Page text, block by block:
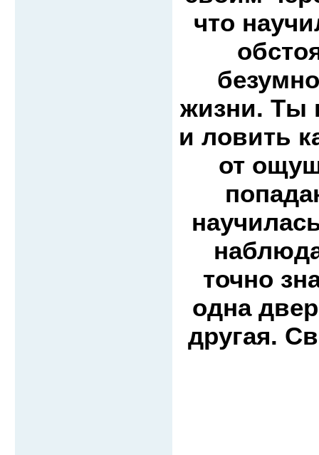
что
жизни. Ты
и ловить
от
точно
одна
другая.